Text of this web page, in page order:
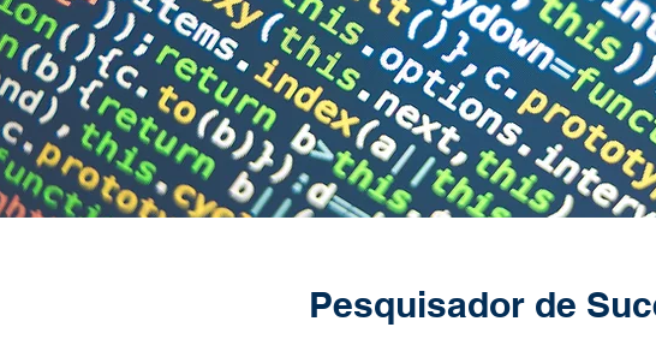
Pesquisador de